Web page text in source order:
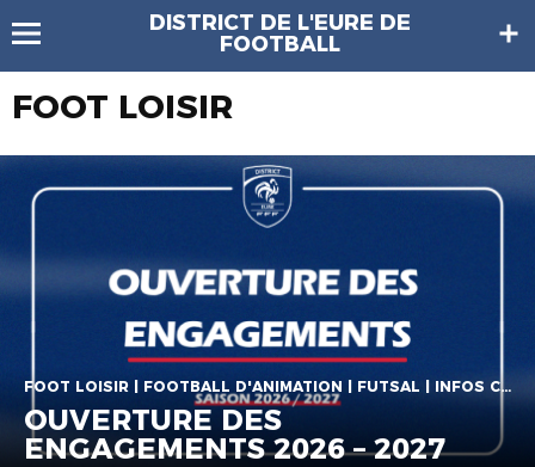
DISTRICT DE L'EURE DE
FOOTBALL
FOOT LOISIR
FOOT LOISIR | FOOTBALL D'ANIMATION | FUTSAL | INFOS CLUBS | INFOS COMPETITIONS
OUVERTURE DES
ENGAGEMENTS 2026 – 2027